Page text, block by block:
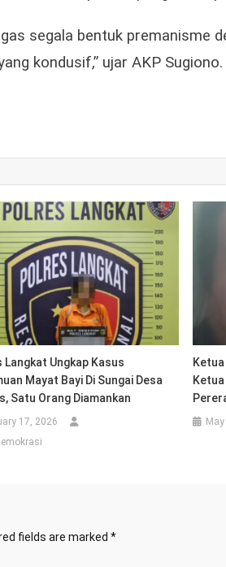
segala bentuk premanisme
kondusif,” ujar AKP Sugiono.
Langkat Ungkap Kasus
Mayat Bayi Di Sungai Desa
Satu Orang Diamankan
17, 2026
Ketua
fields are marked *